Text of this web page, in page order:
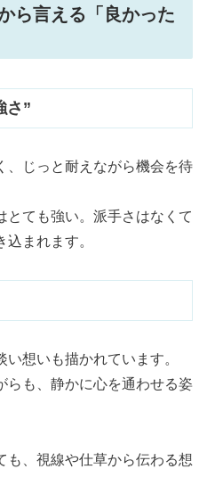
ら言える「良かった
さ”
、じっと耐えながら機会を待
とても強い。派手さはなくて
まれます。
想いも描かれています。
らも、静かに心を通わせる姿
も、視線や仕草から伝わる想